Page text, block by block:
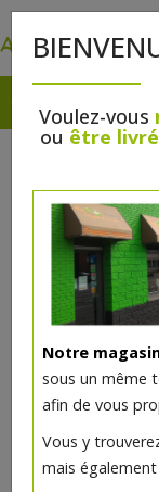
Voulez-vous
ou être
Notre
sous un même
afin de vous
Vous y
mais